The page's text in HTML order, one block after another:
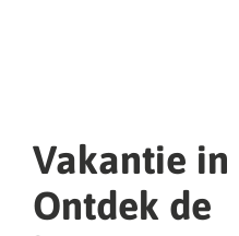
Vakantie in
Ontdek de